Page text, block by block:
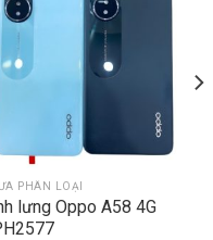
PHÂN LOẠI
lưng Oppo A58 4G